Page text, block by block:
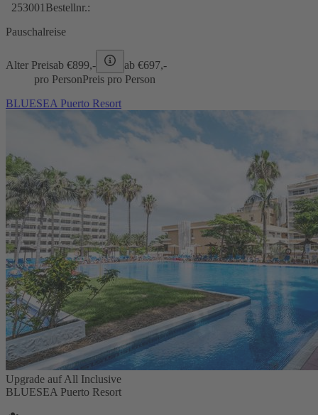
253001 Bestellnr.:
Pauschalreise
Alter Preisab €899,- ab €697,-
pro PersonPreis pro Person
BLUESEA Puerto Resort
Upgrade auf All Inclusive
BLUESEA Puerto Resort